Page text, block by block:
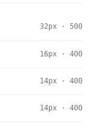
32px · 500
16px · 400
14px · 400
14px · 400